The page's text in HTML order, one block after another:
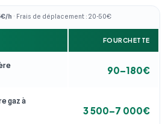
h · Frais de déplacement : 20-50€
FOURCHETTE
90–180€
gaz à
3 500–7 000€